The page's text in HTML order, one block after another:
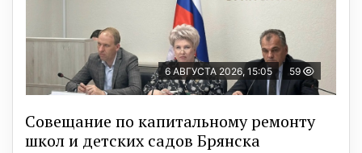
6 АВГУСТА 2026, 15:05 59
Совещание по капитальному ремонту
школ и детских садов Брянска